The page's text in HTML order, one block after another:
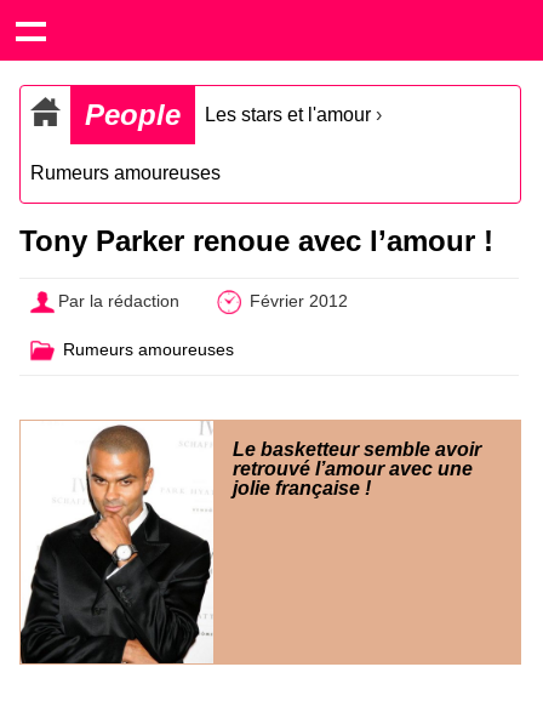
People Les stars et l'amour ›
Rumeurs amoureuses
Tony Parker renoue avec l’amour !
Par la rédaction Février 2012
Rumeurs amoureuses
Le basketteur semble avoir
retrouvé l’amour avec une
jolie française !